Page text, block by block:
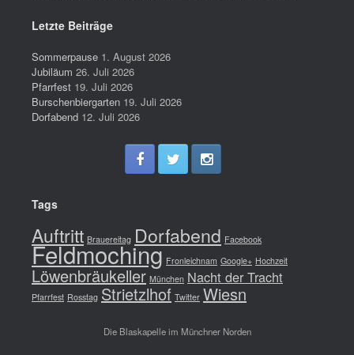
Letzte Beiträge
Sommerpause 1. August 2026
Jubiläum 26. Juli 2026
Pfarrfest 19. Juli 2026
Burschenbiergarten 19. Juli 2026
Dorfabend 12. Juli 2026
Tags
Auftritt Brauereitag Dorfabend Facebook
Feldmoching Fronleichnam Google+ Hochzeit
Löwenbräukeller München Nacht der Tracht
Pfarrfest Rosstag Strietzlhof Twitter Wiesn
Die Blaskapelle im Münchner Norden